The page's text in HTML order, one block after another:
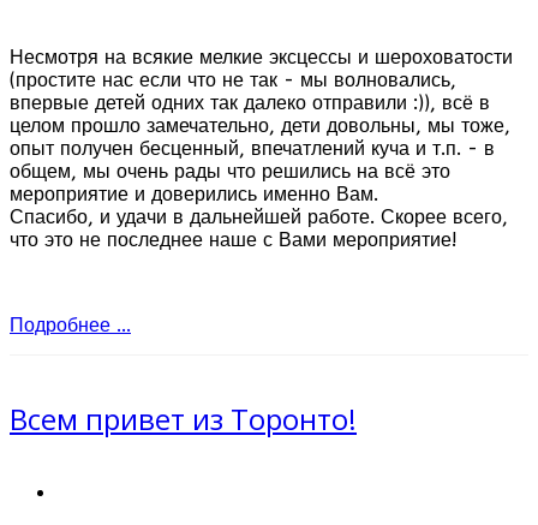
Несмотря на всякие мелкие эксцессы и шероховатости
(простите нас если что не так - мы волновались,
впервые детей одних так далеко отправили :)), всё в
целом прошло замечательно, дети довольны, мы тоже,
опыт получен бесценный, впечатлений куча и т.п. - в
общем, мы очень рады что решились на всё это
мероприятие и доверились именно Вам.
Спасибо, и удачи в дальнейшей работе. Скорее всего,
что это не последнее наше с Вами мероприятие!
Подробнее ...
Всем привет из Торонто!